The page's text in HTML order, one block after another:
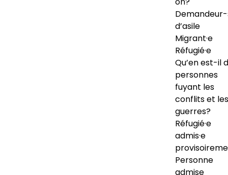
d’asile
Migrant·e
Réfugié·e
Qu’en est-il
personnes
fuyant les
conflits et les
guerres?
Réfugié·e
admis·e
Personne
admise